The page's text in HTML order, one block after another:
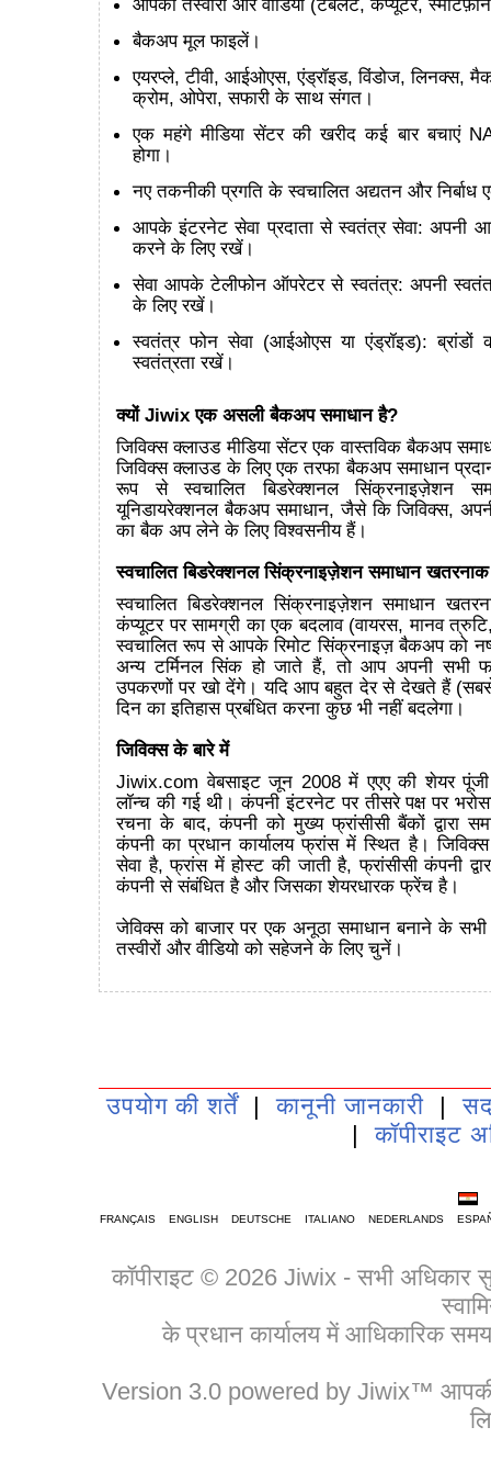
आपकी तस्वीरों और वीडियो (टैबलेट, कंप्यूटर,
बैकअप मूल फाइलें।
एयरप्ले, टीवी, आईओएस, एंड्रॉइड, विंडोज, लिनक्स,
क्रोम, ओपेरा, सफारी के साथ संगत।
एक महंगे मीडिया सेंटर की खरीद कई बार बचाएं
होगा।
नए तकनीकी प्रगति के स्वचालित अद्यतन और निर्बाध
आपके इंटरनेट सेवा प्रदाता से स्वतंत्र सेवा: अपनी
करने के लिए रखें।
सेवा आपके टेलीफोन ऑपरेटर से स्वतंत्र: अपनी
के लिए रखें।
स्वतंत्र फोन सेवा (आईओएस या एंड्रॉइड): ब्रांडों
स्वतंत्रता रखें।
क्यों Jiwix एक असली बैकअप समाधान है?
जिविक्स क्लाउड मीडिया सेंटर एक वास्तविक बैकअप
जिविक्स क्लाउड के लिए एक तरफा बैकअप समाधान
रूप से स्वचालित बिडरेक्शनल सिंक्रनाइज़ेशन
यूनिडायरेक्शनल बैकअप समाधान, जैसे कि जिविक्स, अपनी
का बैक अप लेने के लिए विश्वसनीय हैं।
स्वचालित बिडरेक्शनल सिंक्रनाइज़ेशन समाधान खतरनाक
स्वचालित बिडरेक्शनल सिंक्रनाइज़ेशन समाधान
कंप्यूटर पर सामग्री का एक बदलाव (वायरस, मानव
स्वचालित रूप से आपके रिमोट सिंक्रनाइज़ बैकअप को
अन्य टर्मिनल सिंक हो जाते हैं, तो आप अपनी सभी
उपकरणों पर खो देंगे। यदि आप बहुत देर से देखते हैं
दिन का इतिहास प्रबंधित करना कुछ भी नहीं बदलेगा।
जिविक्स के बारे में
Jiwix.com वेबसाइट जून 2008 में एएए की शेयर पूंजी
लॉन्च की गई थी। कंपनी इंटरनेट पर तीसरे पक्ष पर
रचना के बाद, कंपनी को मुख्य फ्रांसीसी बैंकों द्वारा
कंपनी का प्रधान कार्यालय फ्रांस में स्थित है।
सेवा है, फ्रांस में होस्ट की जाती है, फ्रांसीसी कंपनी
कंपनी से संबंधित है और जिसका शेयरधारक फ्रेंच है।
जेविक्स को बाजार पर एक अनूठा समाधान बनाने के
तस्वीरों और वीडियो को सहेजने के लिए चुनें।
उपयोग की शर्तें|कानूनी जानकारी|
|कॉपीराइट
FRANÇAIS ENGLISH DEUTSCHE ITALIANO NEDERLANDS
कॉपीराइट © 2026 Jiwix - सभी अधिकार
के प्रधान कार्यालय में आधिकारिक
Version 3.0 powered by Jiwix™ आपकी